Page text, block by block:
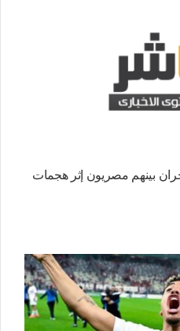
11 مدنيا في نجران بينهم مصريون إثر هجمات